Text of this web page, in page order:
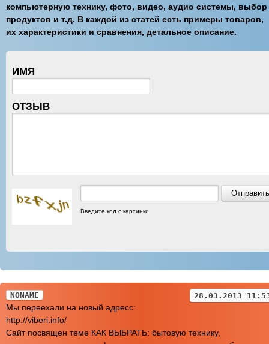
компьютерную технику, фото, видео, аудио системы, выбор
продуктов и т.д. В каждой из статей есть примеры товаров,
их характеристики и сравнения, детальное описание.
ИМЯ
ОТЗЫВ
Введите код с картинки
NONAME 28.03.2013
Мы переехали на новый адресс:
http://viberi.info/
Сайт посвящен теме КАК ВЫБРАТЬ: бытовую технику,